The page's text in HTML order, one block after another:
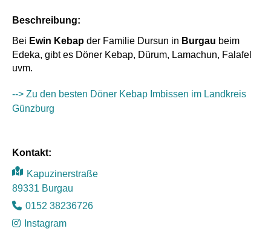
Beschreibung:
Bei Ewin Kebap der Familie Dursun in Burgau beim
Edeka, gibt es Döner Kebap, Dürum, Lamachun, Falafel
uvm.
--> Zu den besten Döner Kebap Imbissen im Landkreis
Günzburg
Kontakt:
Kapuzinerstraße
89331 Burgau
0152 38236726
Instagram
Mit dem
Laden der
Karte
n Sie die
Datenschut
zerklärung